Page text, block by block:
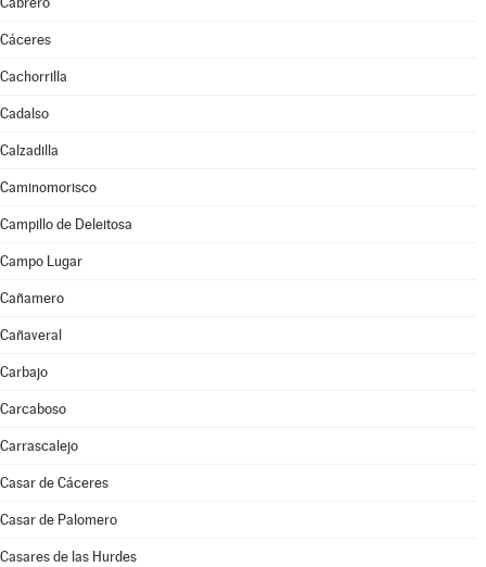
Cáceres
Cachorrilla
Cadalso
Calzadilla
Caminomorisco
Campillo de Deleitosa
Campo Lugar
Cañamero
Cañaveral
Carbajo
Carcaboso
Carrascalejo
Casar de Cáceres
Casar de Palomero
Casares de las Hurdes